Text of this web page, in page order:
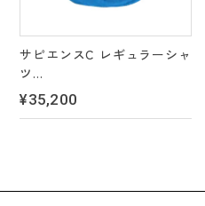
サピエンスC レギュラーシャ
ツ
＊4 color's
¥35,200